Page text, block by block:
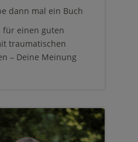
dann mal ein Buch
für einen guten
traumatischen
– Deine Meinung